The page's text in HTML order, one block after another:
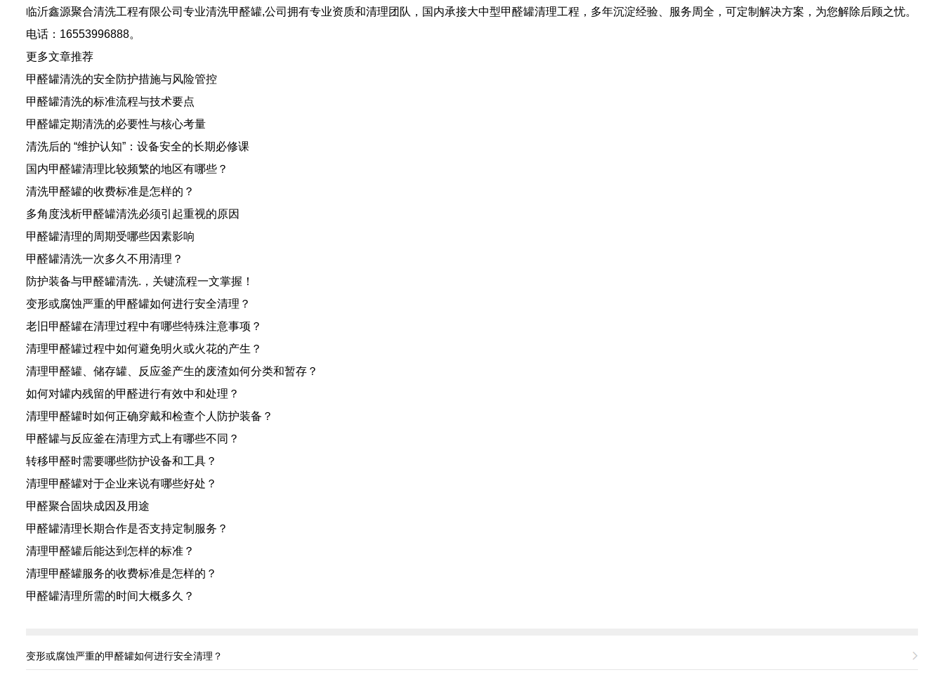
临沂鑫源聚合清洗工程有限公司专业清洗甲醛罐,公司拥有专业资质和清理团队，国内承接大中型甲醛罐清理工程，多年沉淀经验、服务周全，可定制解决方案，为您解除后顾之忧。
电话：16553996888。
更多文章推荐
甲醛罐清洗的安全防护措施与风险管控
甲醛罐清洗的标准流程与技术要点
甲醛罐定期清洗的必要性与核心考量
清洗后的 “维护认知”：设备安全的长期必修课
国内甲醛罐清理比较频繁的地区有哪些？
清洗甲醛罐的收费标准是怎样的？
多角度浅析甲醛罐清洗必须引起重视的原因
甲醛罐清理的周期受哪些因素影响
甲醛罐清洗一次多久不用清理？
防护装备与甲醛罐清洗.，关键流程一文掌握！
变形或腐蚀严重的甲醛罐如何进行安全清理？
老旧甲醛罐在清理过程中有哪些特殊注意事项？
清理甲醛罐过程中如何避免明火或火花的产生？
清理甲醛罐、储存罐、反应釜产生的废渣如何分类和暂存？
如何对罐内残留的甲醛进行有效中和处理？
清理甲醛罐时如何正确穿戴和检查个人防护装备？
甲醛罐与反应釜在清理方式上有哪些不同？
转移甲醛时需要哪些防护设备和工具？
清理甲醛罐对于企业来说有哪些好处？
甲醛聚合固块成因及用途
甲醛罐清理长期合作是否支持定制服务？
清理甲醛罐后能达到怎样的标准？
清理甲醛罐服务的收费标准是怎样的？
甲醛罐清理所需的时间大概多久？
变形或腐蚀严重的甲醛罐如何进行安全清理？